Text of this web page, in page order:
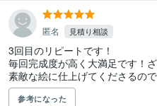
匿名 見積り相談
3回目のリピートです！
毎回完成度が高く大満足です！
素敵な絵に仕上げてくださるの
参考になった